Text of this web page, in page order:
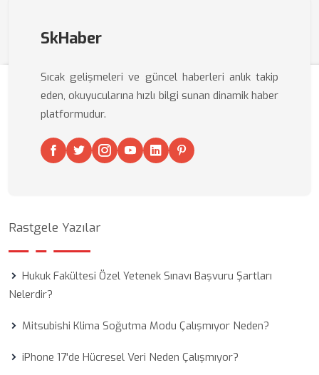
SkHaber
Sıcak gelişmeleri ve güncel haberleri anlık takip
eden, okuyucularına hızlı bilgi sunan dinamik haber
platformudur.
Rastgele Yazılar
Hukuk Fakültesi Özel Yetenek Sınavı Başvuru Şartları
Nelerdir?
Mitsubishi Klima Soğutma Modu Çalışmıyor Neden?
iPhone 17'de Hücresel Veri Neden Çalışmıyor?